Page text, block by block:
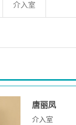
介入室
唐丽凤
介入室